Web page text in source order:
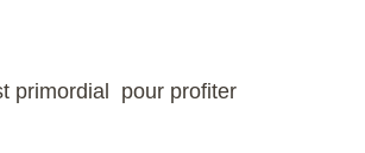
primordial pour profiter